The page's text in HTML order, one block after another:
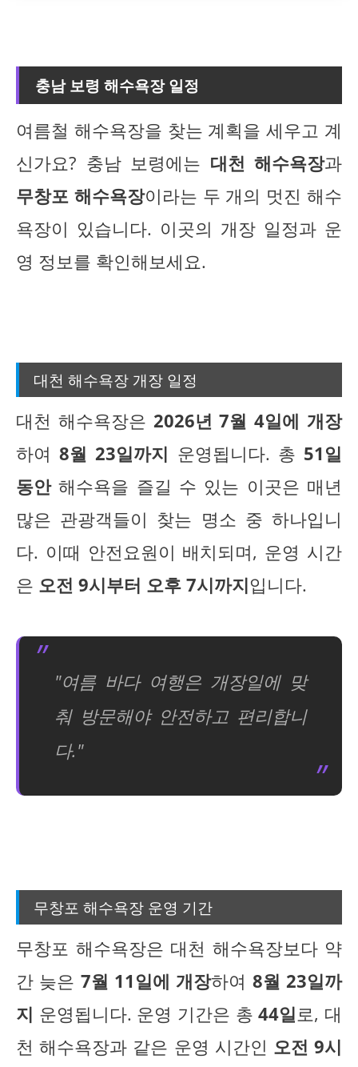
충남 보령 해수욕장 일정
여름철 해수욕장을 찾는 계획을 세우고 계
신가요? 충남 보령에는 대천 해수욕장과
무창포 해수욕장이라는 두 개의 멋진 해수
욕장이 있습니다. 이곳의 개장 일정과 운
영 정보를 확인해보세요.
대천 해수욕장 개장 일정
대천 해수욕장은 2026년 7월 4일에 개장
하여8월 23일까지 운영됩니다. 총 51일
동안해수욕을 즐길 수 있는 이곳은 매년
많은 관광객들이 찾는 명소 중 하나입니
다. 이때 안전요원이 배치되며, 운영 시간
은 오전 9시부터 오후 7시까지입니다.
"여름 바다 여행은 개장일에 맞
춰 방문해야 안전하고 편리합니
다."
무창포 해수욕장 운영 기간
무창포 해수욕장은 대천 해수욕장보다 약
간 늦은 7월 11일에 개장하여 8월 23일까
지 운영됩니다. 운영 기간은 총44일로, 대
천 해수욕장과 같은 운영 시간인 오전 9시